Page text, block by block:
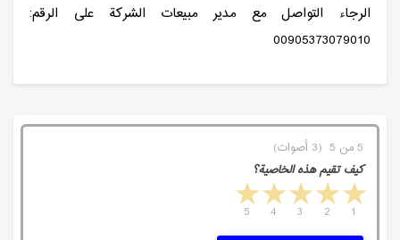
الرجاء التواصل مع مدير مبيعات الشركة على الرقم:
00905373079010
5 من 5 (3 أصوات)
كيف تقيم هذه الخاصية؟
4 stars 3 stars 2 stars 1 star
5 4 3 2 1